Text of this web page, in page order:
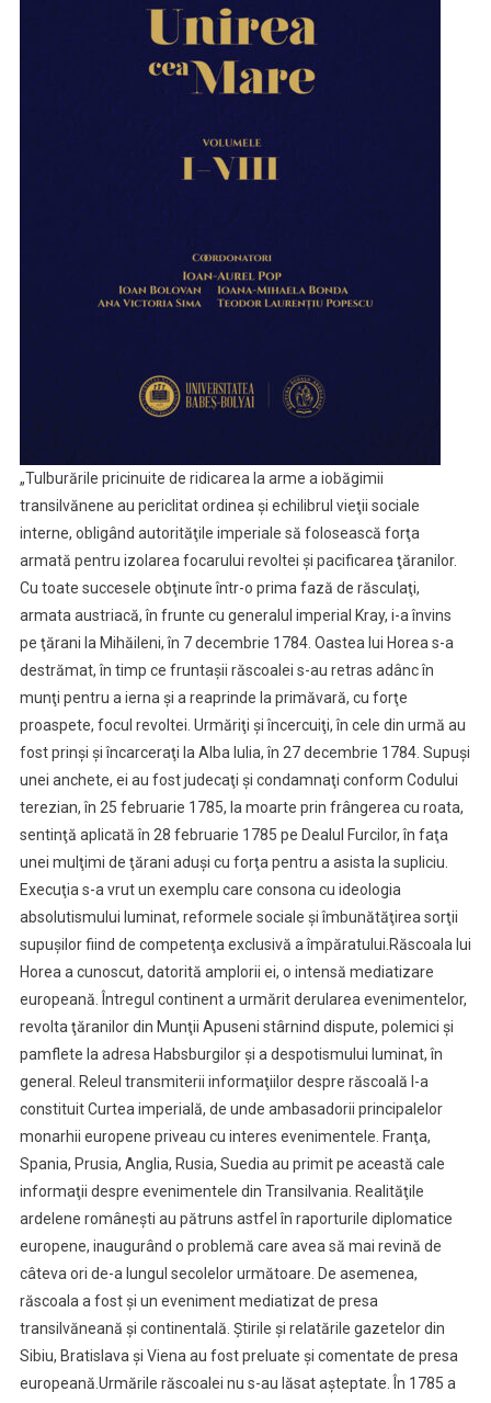
„Tulburările pricinuite de ridicarea la arme a iobăgimii
transilvănene au periclitat ordinea şi echilibrul vieţii sociale
interne, obligând autorităţile imperiale să folosească forţa
armată pentru izolarea focarului revoltei şi pacificarea ţăranilor.
Cu toate succesele obţinute într-o prima fază de răsculaţi,
armata austriacă, în frunte cu generalul imperial Kray, i-a învins
pe ţărani la Mihăileni, în 7 decembrie 1784. Oastea lui Horea s-a
destrămat, în timp ce fruntaşii răscoalei s-au retras adânc în
munţi pentru a ierna şi a reaprinde la primăvară, cu forţe
proaspete, focul revoltei. Urmăriţi şi încercuiţi, în cele din urmă au
fost prinşi şi încarceraţi la Alba Iulia, în 27 decembrie 1784. Supuşi
unei anchete, ei au fost judecaţi şi condamnaţi conform Codului
terezian, în 25 februarie 1785, la moarte prin frângerea cu roata,
sentinţă aplicată în 28 februarie 1785 pe Dealul Furcilor, în faţa
unei mulţimi de ţărani aduşi cu forţa pentru a asista la supliciu.
Execuţia s-a vrut un exemplu care consona cu ideologia
absolutismului luminat, reformele sociale şi îmbunătăţirea sorţii
supuşilor fiind de competenţa exclusivă a împăratului.Răscoala lui
Horea a cunoscut, datorită amplorii ei, o intensă mediatizare
europeană. Întregul continent a urmărit derularea evenimentelor,
revolta ţăranilor din Munţii Apuseni stârnind dispute, polemici şi
pamflete la adresa Habsburgilor şi a despotismului luminat, în
general. Releul transmiterii informaţiilor despre răscoală l-a
constituit Curtea imperială, de unde ambasadorii principalelor
monarhii europene priveau cu interes evenimentele. Franţa,
Spania, Prusia, Anglia, Rusia, Suedia au primit pe această cale
informaţii despre evenimentele din Transilvania. Realităţile
ardelene româneşti au pătruns astfel în raporturile diplomatice
europene, inaugurând o problemă care avea să mai revină de
câteva ori de-a lungul secolelor următoare. De asemenea,
răscoala a fost şi un eveniment mediatizat de presa
transilvăneană şi continentală. Ştirile şi relatările gazetelor din
Sibiu, Bratislava şi Viena au fost preluate şi comentate de presa
europeană.Urmările răscoalei nu s-au lăsat aşteptate. În 1785 a